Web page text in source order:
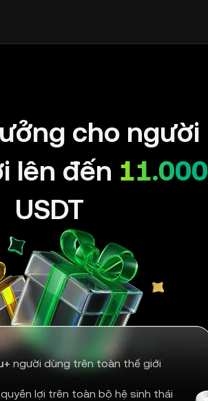
cho người
lên đến 11.000
USDT
người dùng trên toàn thế giới
quyền lợi trên toàn bộ hệ sinh thái